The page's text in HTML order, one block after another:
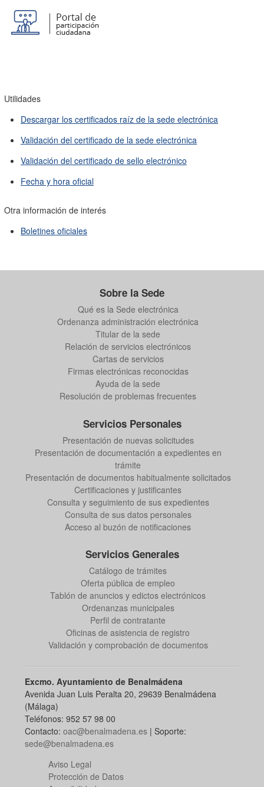
Utilidades
Descargar los certificados raíz de la sede electrónica
Validación del certificado de la sede electrónica
Validación del certificado de sello electrónico
Fecha y hora oficial
Otra información de interés
Boletines oficiales
Sobre la Sede
Qué es la Sede electrónica
Ordenanza administración electrónica
Titular de la sede
Relación de servicios electrónicos
Cartas de servicios
Firmas electrónicas reconocidas
Ayuda de la sede
Resolución de problemas frecuentes
Servicios Personales
Presentación de nuevas solicitudes
Presentación de documentación a expedientes en
trámite
Presentación de documentos habitualmente solicitados
Certificaciones y justificantes
Consulta y seguimiento de sus expedientes
Consulta de sus datos personales
Acceso al buzón de notificaciones
Servicios Generales
Catálogo de trámites
Oferta pública de empleo
Tablón de anuncios y edictos electrónicos
Ordenanzas municipales
Perfil de contratante
Oficinas de asistencia de registro
Validación y comprobación de documentos
Excmo. Ayuntamiento de Benalmádena
Avenida Juan Luis Peralta 20, 29639 Benalmádena
(Málaga)
Teléfonos: 952 57 98 00
Contacto: oac@benalmadena.es | Soporte:
sede@benalmadena.es
Aviso Legal
Protección de Datos